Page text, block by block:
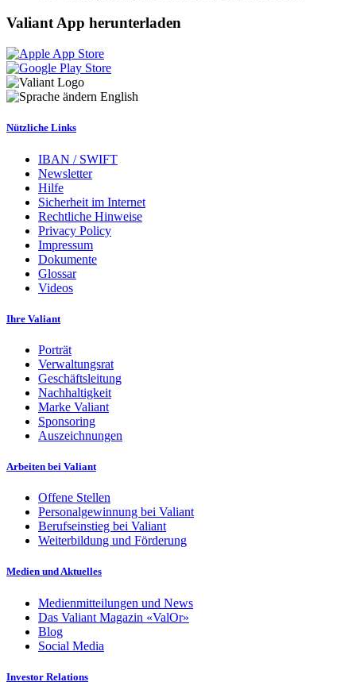
Valiant App herunterladen
English
Nützliche Links
IBAN / SWIFT
Newsletter
Hilfe
Sicherheit im Internet
Rechtliche Hinweise
Privacy Policy
Impressum
Dokumente
Glossar
Videos
Ihre Valiant
Porträt
Verwaltungsrat
Geschäftsleitung
Nachhaltigkeit
Marke Valiant
Sponsoring
Auszeichnungen
Arbeiten bei Valiant
Offene Stellen
Personalgewinnung bei Valiant
Berufseinstieg bei Valiant
Weiterbildung und Förderung
Medien und Aktuelles
Medienmitteilungen und News
Das Valiant Magazin «ValOr»
Blog
Social Media
Investor Relations